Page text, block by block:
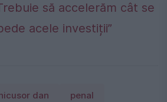
să accelerăm cât se
acele investiții”
dan penal